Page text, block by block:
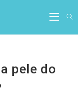
pele do